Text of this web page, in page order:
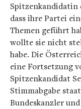
Spitzenkandidatin
dass ihre Partei
Themen geführt
wollte sie nicht
habe. Die
eine Fortsetzung
Spitzenkandidat
Stimmabgabe
Bundeskanzler